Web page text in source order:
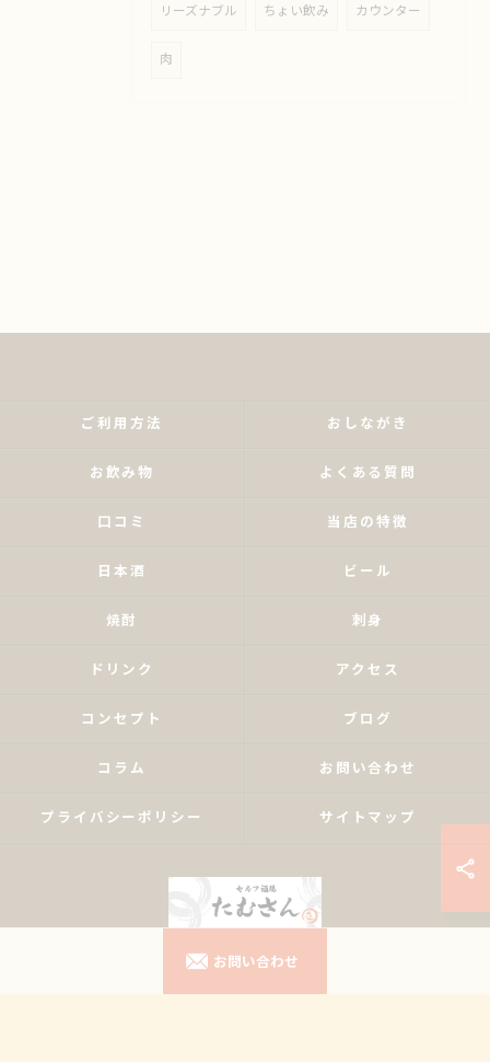
リーズナブル ちょい飲み カウンター
肉
お問い合わせ
ご利用方法 おしながき
お飲み物 よくある質問
口コミ 当店の特徴
日本酒 ビール
焼酎 刺身
ドリンク アクセス
コンセプト ブログ
コラム お問い合わせ
プライバシーポリシー サイトマップ
© 2026 東京都南大塚の居酒屋ならセルフ酒場たむさん ALL RIGHTS RESERVED.